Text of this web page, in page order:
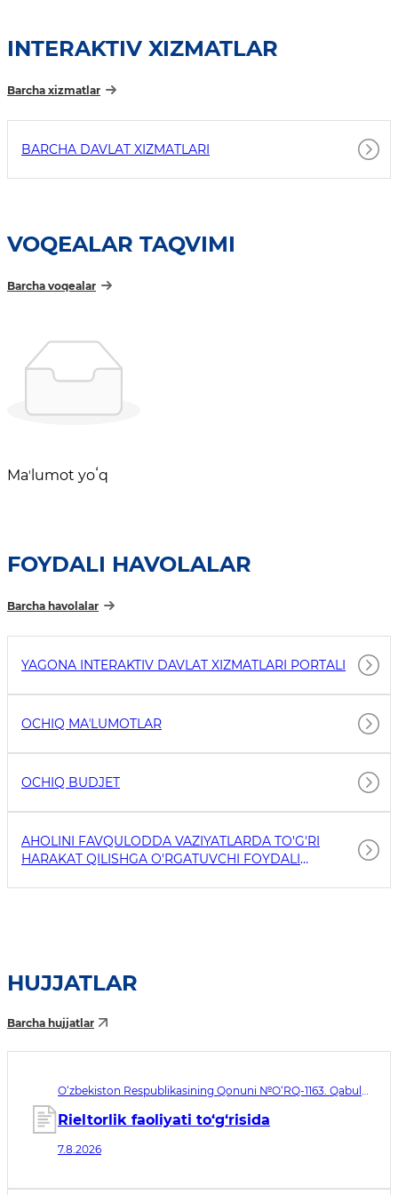
INTERAKTIV XIZMATLAR
Barcha xizmatlar
BARCHA DAVLAT XIZMATLARI
VOQEALAR TAQVIMI
Barcha voqealar
Maʼlumot yoʻq
FOYDALI HAVOLALAR
Barcha havolalar
YAGONA INTERAKTIV DAVLAT XIZMATLARI PORTALI
OCHIQ MAʼLUMOTLAR
OCHIQ BUDJET
AHOLINI FAVQULODDA VAZIYATLARDA TO'G'RI
HARAKAT QILISHGA O'RGATUVCHI FOYDALI
HUJJATLAR
Barcha hujjatlar
O‘zbekiston Respublikasining Qonuni №O‘RQ-1163. Qabul
Rieltorlik faoliyati to‘g‘risida
7.8.2026